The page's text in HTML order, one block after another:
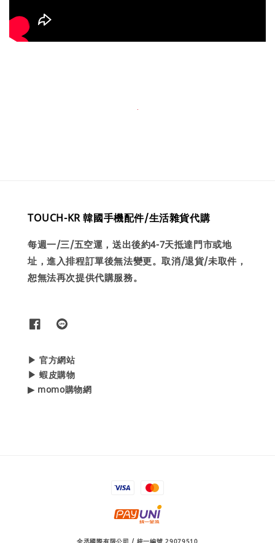
TOUCH-KR 韓國手機配件/生活雜貨代購
每週一/三/五空運，送出後約4-7天抵達門市或地
址，進入排程訂單後無法變更。取消/退貨/未取件，
恕無法再次提供代購服務。
▶ 官方網站
▶ 蝦皮購物
▶ momo購物網
全丞國際有限公司 / 統一編號 29079510